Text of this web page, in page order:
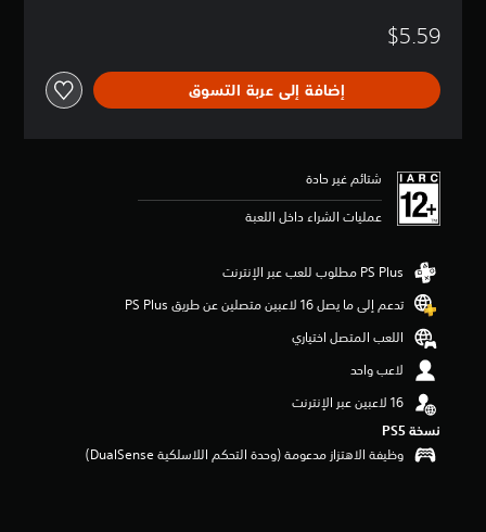
س
ل
ي
م
5
ن
و
م
5
ج
و
م
م
ن
$5.59
إضافة إلى عربة التسوق
شتائم غير حادة
عمليات الشراء داخل اللعبة
تدعم إلى ما يصل 16 لاعبين متصلين عن طريق PS Plus‏
اللعب المتصل اختياري
لاعب واحد
نسخة PS5‏
وظيفة الاهتزاز مدعومة (وحدة التحكم اللاسلكية DualSense‏)